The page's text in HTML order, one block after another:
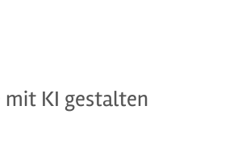
mit KI gestalten